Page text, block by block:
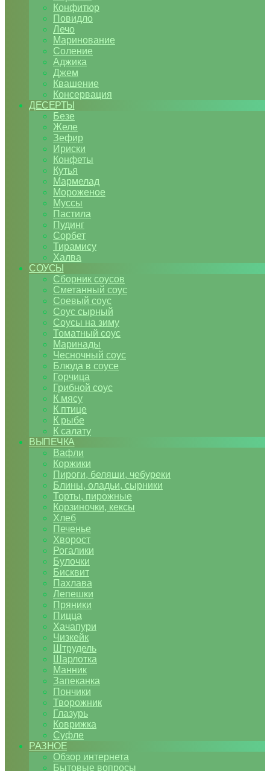
Конфитюр
Повидло
Лечо
Маринование
Соление
Аджика
Джем
Квашение
Консервация
ДЕСЕРТЫ
Безе
Желе
Зефир
Ириски
Конфеты
Кутья
Мармелад
Мороженое
Муссы
Пастила
Пудинг
Сорбет
Тирамису
Халва
СОУСЫ
Сборник соусов
Сметанный соус
Соевый соус
Соус сырный
Соусы на зиму
Томатный соус
Маринады
Чесночный соус
Блюда в соусе
Горчица
Грибной соус
К мясу
К птице
К рыбе
К салату
ВЫПЕЧКА
Вафли
Коржики
Пироги, беляши, чебуреки
Блины, оладьи, сырники
Торты, пирожные
Корзиночки, кексы
Хлеб
Печенье
Хворост
Рогалики
Булочки
Бисквит
Пахлава
Лепешки
Пряники
Пицца
Хачапури
Чизкейк
Штрудель
Шарлотка
Манник
Запеканка
Пончики
Творожник
Глазурь
Коврижка
Суфле
РАЗНОЕ
Обзор интернета
Бытовые вопросы